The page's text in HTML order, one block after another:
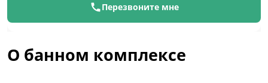
Перезвоните мне
О банном комплексе